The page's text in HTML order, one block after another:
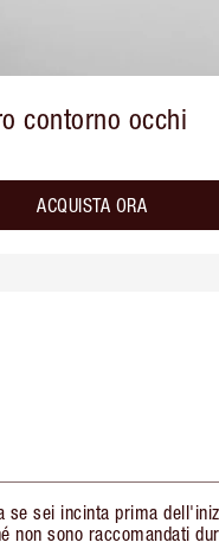
contorno occhi
ACQUISTA ORA
sei incinta prima
sono raccomandati